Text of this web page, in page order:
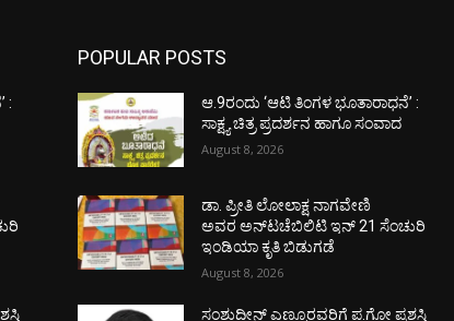
:
POPULAR POSTS
ಆ.9ರಂದು ‘ಆಟಿ ತಿಂಗಳ ಭೂತಾರಾಧನೆ’ :
ಸಾಕ್ಷ್ಯ ಚಿತ್ರ ಪ್ರದರ್ಶನ ಹಾಗೂ ಸಂವಾದ
August 8, 2026
ಡಾ. ಪ್ರೀತಿ ಲೋಲಾಕ್ಷ ನಾಗವೇಣಿ
ಅವರ ಅನ್‌ಟಚೆಬಿಲಿಟಿ ಇನ್ 21 ಸೆಂಚುರಿ
ಇಂಡಿಯಾ ಕೃತಿ ಬಿಡುಗಡೆ
August 8, 2026
ಸಂಶುದ್ಧೀನ್ ಎಣ್ಮೂರವರಿಗೆ ಪ.ಗೋ ಪ್ರಶಸ್ತಿ